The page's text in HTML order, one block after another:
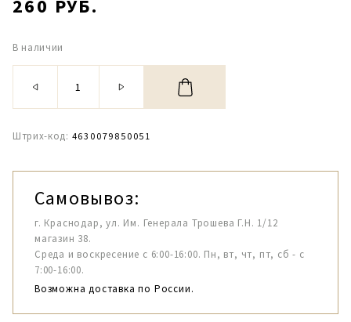
260 РУБ.
В наличии
Штрих-код: 4630079850051
Самовывоз:
г. Краснодар, ул. Им. Генерала Трошева Г.Н. 1/12
магазин 38.
Среда и воскресение с 6:00-16:00. Пн, вт, чт, пт, сб - с
7:00-16:00.
Возможна доставка по России.